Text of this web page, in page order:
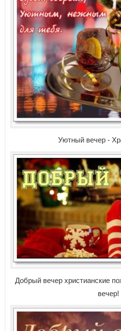
Уютный вечер -
Добрый вечер христианские
вечер!